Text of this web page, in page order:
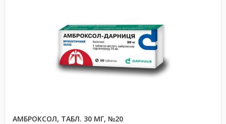
АМБРОКСОЛ, ТАБЛ. 30 МГ, №20